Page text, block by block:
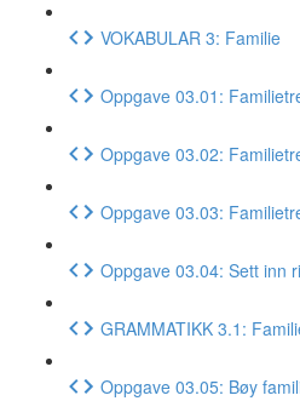
VOKABULAR 3: Familie
Oppgave 03.01:
Oppgave 03.02:
Oppgave 03.03:
Oppgave 03.04: Sett inn
GRAMMATIKK 3.1:
Oppgave 03.05: Bøy